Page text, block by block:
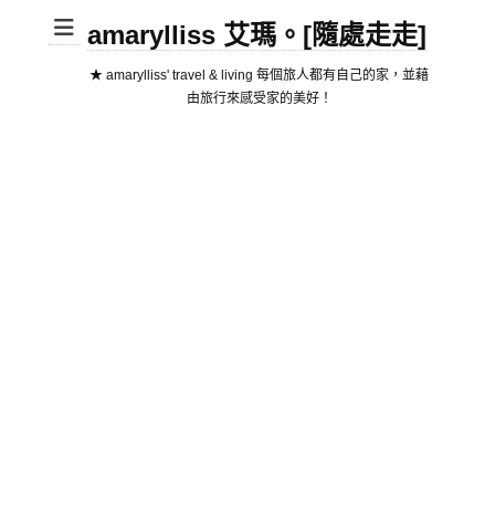
amarylliss 艾瑪。[隨處走走]
★ amarylliss' travel & living 每個旅人都有自己的家，並藉
由旅行來感受家的美好！